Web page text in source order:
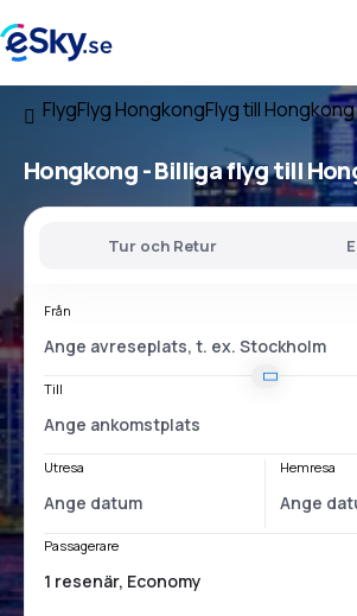
FlygFlyg HongkongFlyg till Hongkong
Hongkong - Billiga flyg till
Tur och Retur
Från
Till
Utresa Hemresa
Passagerare